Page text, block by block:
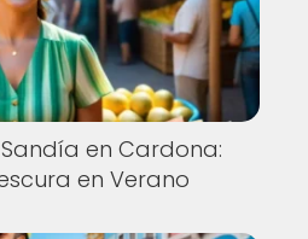
en Cardona:
en Verano